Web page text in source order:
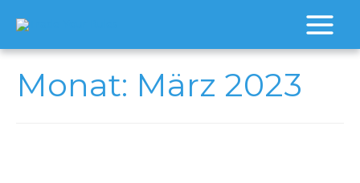
Inhalt
springen
Main
Monat: März 2023